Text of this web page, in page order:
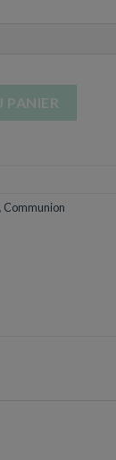
PANIER
, Communion